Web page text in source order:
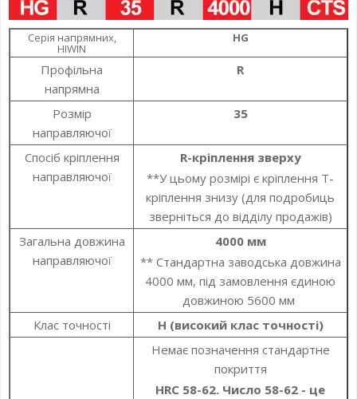
Серія напрямних,
HIWIN
HG
Профільна
напрямна
R
Розмір
направляючої
35
Спосіб кріплення
направляючої
R-кріплення зверху
**У цьому розмірі є кріплення T-
кріплення знизу (для подробиць
зверніться до відділу продажів)
Загальна довжина
направляючої
4000 мм
** Стандартна заводська довжина
4000 мм, під замовлення єдиною
довжиною 5600 мм
Клас точності
Н (високий клас точності)
Немає позначення стандартне
покриття
HRC 58-62. Число 58-62 - це